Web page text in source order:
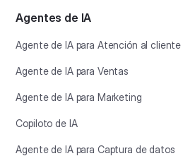
Agentes de IA
Agente de IA para Atención al cliente
Agente de IA para Ventas
Agente de IA para Marketing
Copiloto de IA
Agente de IA para Captura de datos